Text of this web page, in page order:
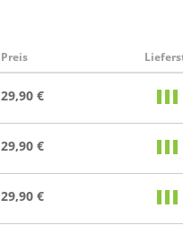
Preis
29,90 €
29,90 €
29,90 €